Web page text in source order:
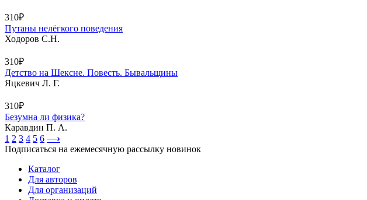
310₽
Путаны нелёгкого поведения
Ходоров С.Н.
310₽
Детство на Шексне. Повесть. Бывальщины
Яцкевич Л. Г.
310₽
Безумна ли физика?
Каравдин П. А.
1 2 3 4 5 6 ⟶
Подписаться на ежемесячную рассылку новинок
Каталог
Для авторов
Для организаций